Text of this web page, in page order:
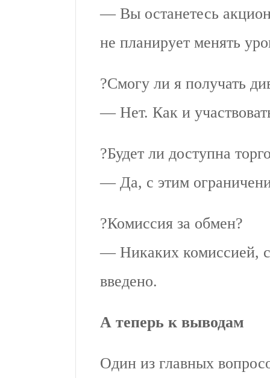
— Вы останетесь
не планирует менять
?Смогу ли я получать
— Нет. Как и
?Будет ли доступна
— Да, с этим
?Комиссия за обмен?
— Никаких комиссией,
введено.
А теперь к выводам
Один из главных